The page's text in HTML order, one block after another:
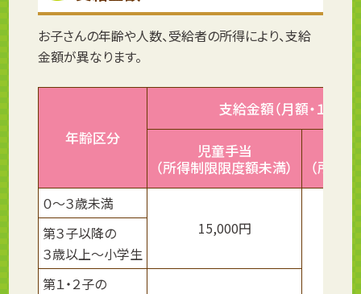
お子さんの年齢や人数、受給者の所得により、支給
金額が異なります。
年齢区分
支給金額（月額・１人あ
児童手当
（所得制限限度額未満）
（所得
０～３歳未満
15,000円
第３子以降の
３歳以上～小学生
第１・２子の